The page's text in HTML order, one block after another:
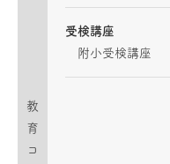
教
育
コ
受検講座
附小受検講座